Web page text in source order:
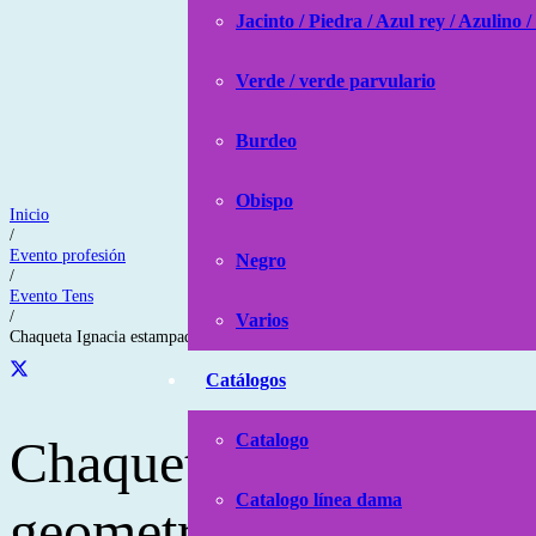
Jacinto / Piedra / Azul rey / Azulino /
Verde / verde parvulario
Burdeo
Obispo
Negro
Varios
Catálogos
Catalogo
Catalogo línea dama
Inicio
/
Evento profesión
/
Evento Tens
/
Chaqueta Ignacia estampado geometrico azul rey
Chaqueta Ignacia